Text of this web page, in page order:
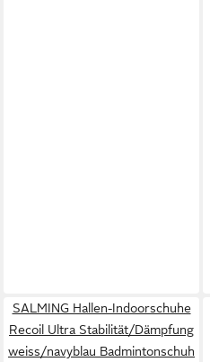
SALMING Hallen-Indoorschuhe
Recoil Ultra Stabilität/Dämpfung
weiss/navyblau Badmintonschuh